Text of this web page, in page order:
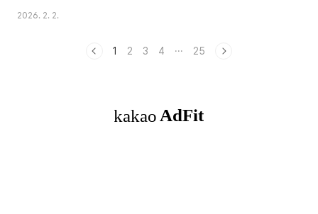
했고, 을왕리해수욕장에서 2~3분 거리에 있는 선녀바위해수욕장 순으로 영종
용유도의 슬픈 전설이 내려오는 선녀바위와 선녀바위해수욕장 풍경 왕산해수
름밤 낭만 가득한 해변입니다. 을왕리해수욕장 입구 영..
2026. 2. 2.
1 2 3 4 ··· 25